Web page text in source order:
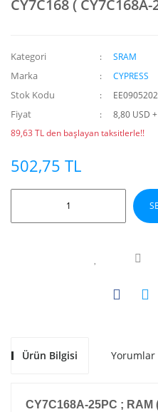
CY7C168 ( CY7C168A-
Kategori SRAM
Marka CYPRESS
Stok Kodu
Fiyat
8,80 USD
89,63 TL den başlayan taksitlerle!!
502,75 TL
Ürün Bilgisi Yorumlar
CY7C168A-25PC ; RAM